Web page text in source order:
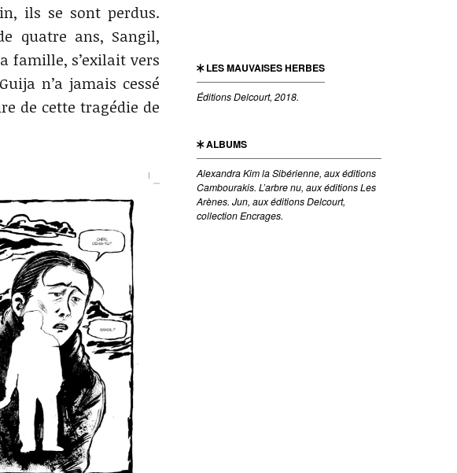
LES MAUVAISES HERBES
Éditions Delcourt, 2018.
ALBUMS
Alexandra Kim la Sibérienne, aux éditions
Cambourakis. L’arbre nu, aux éditions Les
Arènes. Jun, aux éditions Delcourt,
collection Encrages.
ils se sont perdus.
quatre ans, Sangil,
famille, s’exilait vers
n’a jamais cessé
de cette tragédie de